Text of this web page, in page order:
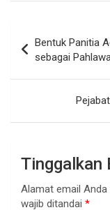
pos
Bentuk Panitia
sebagai
Tinggalkan
Alamat email Anda
wajib ditandai *